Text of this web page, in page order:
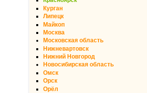
Курган
Липецк
Майкоп
Москва
Московская область
Нижневартовск
Нижний Новгород
Новосибирская область
Омск
Орск
Орёл